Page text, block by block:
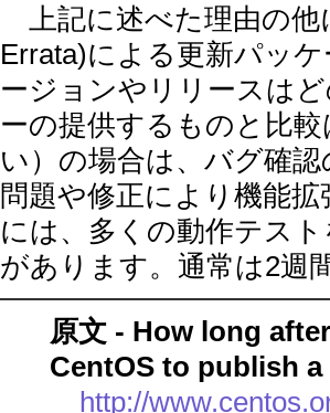
上記に述べた理由の他
Errata)による更新パッ
ージョンやリリースは
ーの提供するものと比
い）の場合は、バグ確
問題や修正により機能
には、多くの動作テス
があります。通常は2週
原文 - How long
CentOS to publish
http://